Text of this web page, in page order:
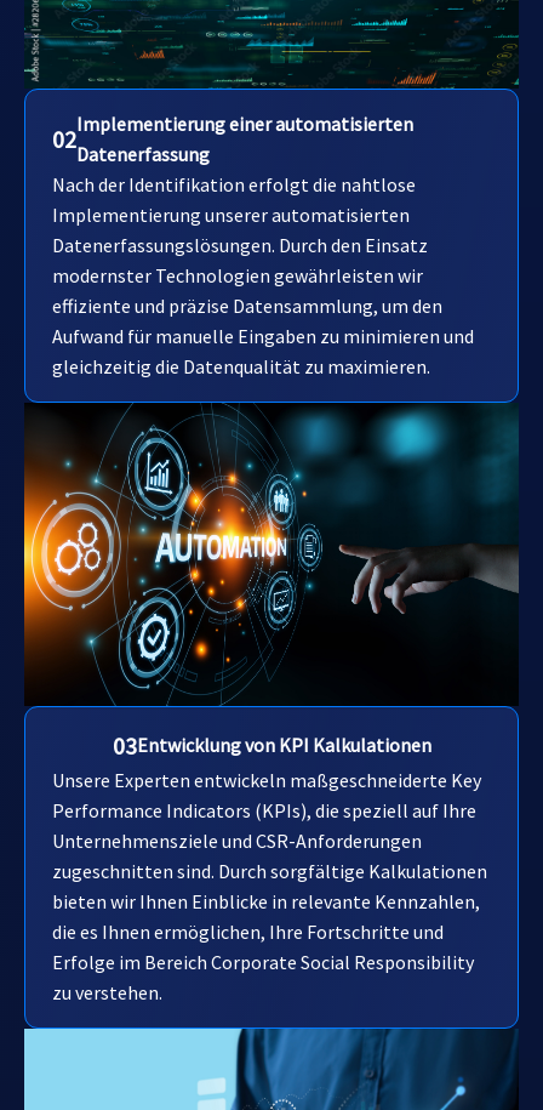
02Implementierung einer automatisierten
Datenerfassung
Nach der Identifikation erfolgt die nahtlose
Implementierung unserer automatisierten
Datenerfassungslösungen. Durch den Einsatz
modernster Technologien gewährleisten wir
effiziente und präzise Datensammlung, um den
Aufwand für manuelle Eingaben zu minimieren und
gleichzeitig die Datenqualität zu maximieren.
03Entwicklung von KPI Kalkulationen
Unsere Experten entwickeln maßgeschneiderte Key
Performance Indicators (KPIs), die speziell auf Ihre
Unternehmensziele und CSR-Anforderungen
zugeschnitten sind. Durch sorgfältige Kalkulationen
bieten wir Ihnen Einblicke in relevante Kennzahlen,
die es Ihnen ermöglichen, Ihre Fortschritte und
Erfolge im Bereich Corporate Social Responsibility
zu verstehen.